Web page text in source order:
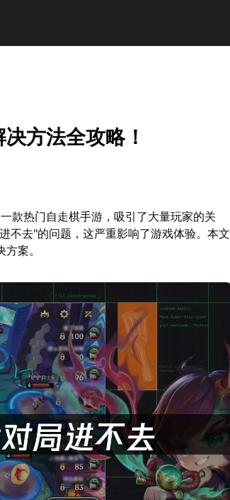
方法全攻略！
款热门自走棋手游，吸引了大量玩家的关
不去"的问题，这严重影响了游戏体验。本文
案。